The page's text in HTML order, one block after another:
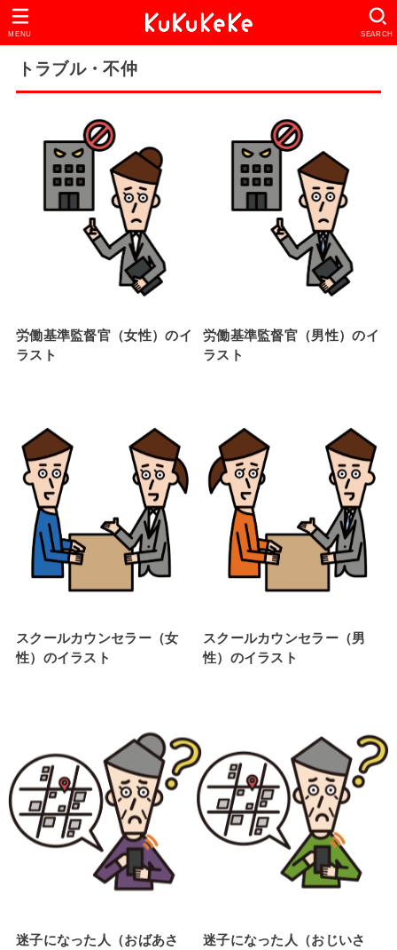
SEARCH
MENU
トラブル・不仲
労働基準監督官（女性）のイ
ラスト
労働基準監督官（男性）のイ
ラスト
スクールカウンセラー（女
性）のイラスト
スクールカウンセラー（男
性）のイラスト
迷子になった人（おばあさ
迷子になった人（おじいさ